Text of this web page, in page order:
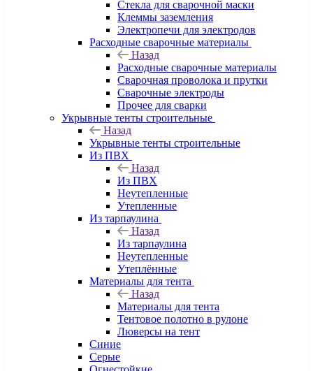
Стекла для сварочной маски
Клеммы заземления
Электропечи для электродов
Расходные сварочные материалы
Назад
Расходные сварочные материалы
Сварочная проволока и прутки
Сварочные электроды
Прочее для сварки
Укрывные тенты строительные
Назад
Укрывные тенты строительные
Из ПВХ
Назад
Из ПВХ
Неутепленные
Утепленные
Из тарпаулина
Назад
Из тарпаулина
Неутепленные
Утеплённые
Материалы для тента
Назад
Материалы для тента
Тентовое полотно в рулоне
Люверсы на тент
Синие
Серые